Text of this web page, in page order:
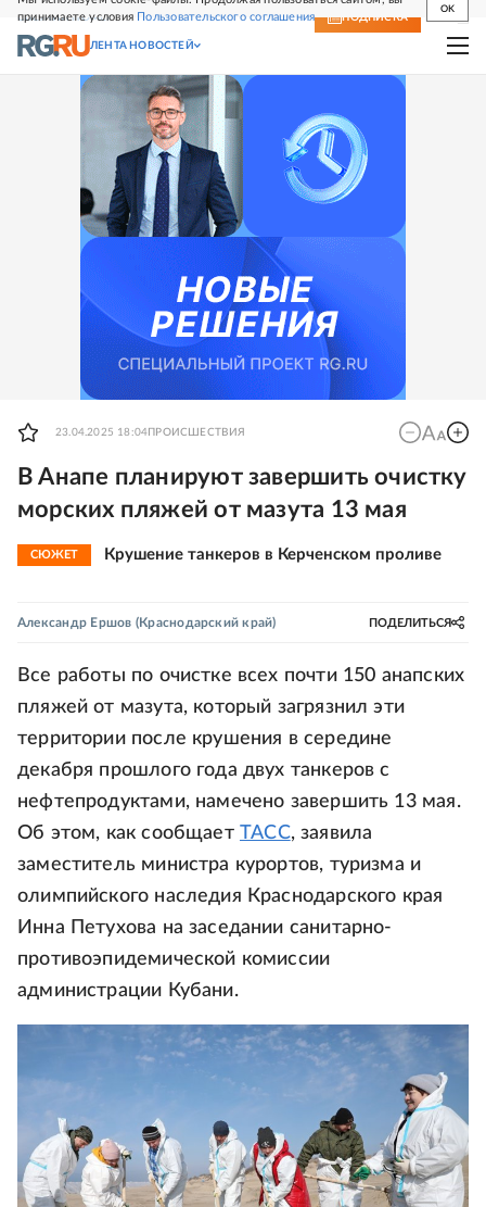
принимаете условия Пользовательского соглашения
OK
СВЕЖИЙ НОМЕР ПОДПИСКА
ЛЕНТА НОВОСТЕЙ
23.04.2025 18:04 ПРОИСШЕСТВИЯ
В Анапе планируют завершить очистку
морских пляжей от мазута 13 мая
СЮЖЕТ Крушение танкеров в Керченском проливе
Александр Ершов (Краснодарский край) ПОДЕЛИТЬСЯ
Все работы по очистке всех почти 150 анапских
пляжей от мазута, который загрязнил эти
территории после крушения в середине
декабря прошлого года двух танкеров с
нефтепродуктами, намечено завершить 13 мая.
Об этом, как сообщает ТАСС, заявила
заместитель министра курортов, туризма и
олимпийского наследия Краснодарского края
Инна Петухова на заседании санитарно-
противоэпидемической комиссии
администрации Кубани.